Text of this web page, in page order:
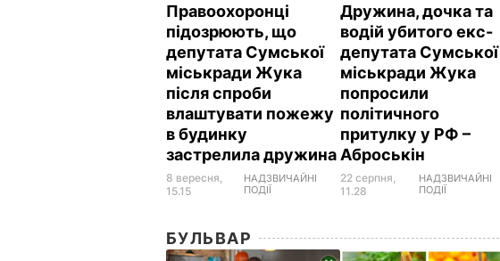
Правоохоронці
підозрюють, що
депутата Сумської
міськради Жука
після спроби
влаштувати пожежу
в будинку
застрелила дружина
8 вересня,
15.15
НАДЗВИЧАЙНІ
ПОДІЇ
Дружина, дочка та
водій убитого екс-
депутата Сумської
міськради Жука
попросили
політичного
притулку у РФ –
Аброськін
22 серпня,
11.28
НАДЗВИЧАЙНІ
ПОДІЇ
БУЛЬВАР